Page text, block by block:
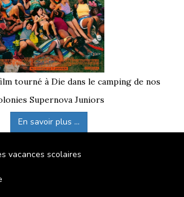
tourné à Die dans le camping de nos
Supernova Juniors
En savoir plus ...
vacances scolaires